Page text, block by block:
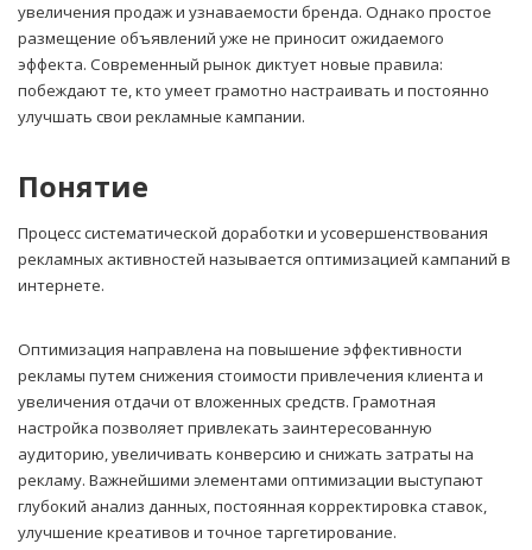
увеличения продаж и узнаваемости бренда. Однако простое
размещение объявлений уже не приносит ожидаемого
эффекта. Современный рынок диктует новые правила:
побеждают те, кто умеет грамотно настраивать и постоянно
улучшать свои рекламные кампании.
Понятие
Процесс систематической доработки и усовершенствования
рекламных активностей называется оптимизацией кампаний в
интернете.
Оптимизация направлена на повышение эффективности
рекламы путем снижения стоимости привлечения клиента и
увеличения отдачи от вложенных средств. Грамотная
настройка позволяет привлекать заинтересованную
аудиторию, увеличивать конверсию и снижать затраты на
рекламу. Важнейшими элементами оптимизации выступают
глубокий анализ данных, постоянная корректировка ставок,
улучшение креативов и точное таргетирование.